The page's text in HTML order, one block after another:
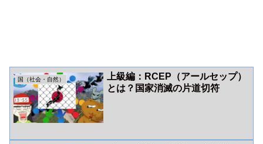
国（社会・自然）
上級編：RCEP（アールセップ）
とは？国家消滅の片道切符